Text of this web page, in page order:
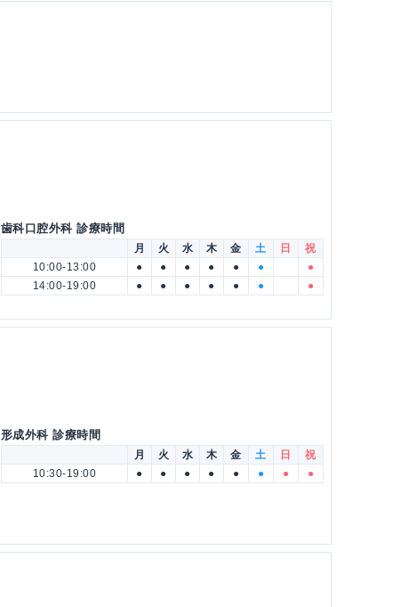
歯科口腔外科 診療時間
月 火 水 木 金 土 日
祝
10:00-13:00
● ● ● ● ● ●
●
14:00-19:00
● ● ● ● ● ● ●
形成外科 診療時間
月 火 水 木 金 土 日
祝
10:30-19:00
● ● ● ● ● ● ● ●